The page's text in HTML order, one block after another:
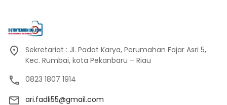
Sekretariat : Jl. Padat Karya, Perumahan Fajar Asri 5,
Kec. Rumbai, kota Pekanbaru – Riau
0823 1807 1914
ari.fadli55@gmail.com